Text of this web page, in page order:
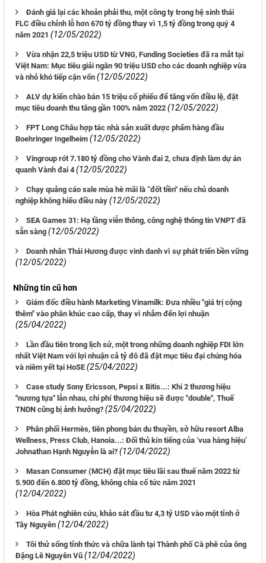
Đánh giá lại các khoản phải thu, một công ty trong hệ sinh thái
FLC điều chỉnh lỗ hơn 670 tỷ đồng thay vì 1,5 tỷ đồng trong quý 4
năm 2021 (12/05/2022)
Vừa nhận 22,5 triệu USD từ VNG, Funding Societies đã ra mắt tại
Việt Nam: Mục tiêu giải ngân 90 triệu USD cho các doanh nghiệp vừa
và nhỏ khó tiếp cận vốn (12/05/2022)
ALV dự kiến chào bán 15 triệu cổ phiếu để tăng vốn điều lệ, đặt
mục tiêu doanh thu tăng gần 100% năm 2022 (12/05/2022)
FPT Long Châu hợp tác nhà sản xuất dược phẩm hàng đầu
Boehringer Ingelheim (12/05/2022)
Vingroup rót 7.180 tỷ đồng cho Vành đai 2, chưa định làm dự án
quanh Vành đai 4 (12/05/2022)
Chạy quảng cáo sale mùa hè mãi là “đốt tiền" nếu chủ doanh
nghiệp không hiểu điều này (12/05/2022)
SEA Games 31: Hạ tầng viễn thông, công nghệ thông tin VNPT đã
sẵn sàng (12/05/2022)
Doanh nhân Thái Hương được vinh danh vì sự phát triển bền vững
(12/05/2022)
Những tin cũ hơn
Giám đốc điều hành Marketing Vinamilk: Đưa nhiều "giá trị cộng
thêm" vào phân khúc cao cấp, thay vì nhắm đến lợi nhuận
(25/04/2022)
Lần đầu tiên trong lịch sử, một trong những doanh nghiệp FDI lớn
nhất Việt Nam với lợi nhuận cả tỷ đô đã đặt mục tiêu đại chúng hóa
và niêm yết tại HoSE (25/04/2022)
Case study Sony Ericsson, Pepsi x Bitis...: Khi 2 thương hiệu
"nương tựa" lẫn nhau, chi phí thương hiệu sẽ được "double", Thuế
TNDN cũng bị ảnh hưởng? (25/04/2022)
Phân phối Hermès, tiên phong bán du thuyền, sở hữu resort Alba
Wellness, Press Club, Hanoia...: Đối thủ kín tiếng của ‘vua hàng hiệu’
Johnathan Hạnh Nguyễn là ai? (12/04/2022)
Masan Consumer (MCH) đặt mục tiêu lãi sau thuế năm 2022 từ
5.900 đến 6.800 tỷ đồng, không chia cổ tức năm 2021
(12/04/2022)
Hòa Phát nghiên cứu, khảo sát đầu tư 4,3 tỷ USD vào một tỉnh ở
Tây Nguyên (12/04/2022)
Tôi thử sống tỉnh thức và chữa lành tại Thành phố Cà phê của ông
Đặng Lê Nguyên Vũ (12/04/2022)